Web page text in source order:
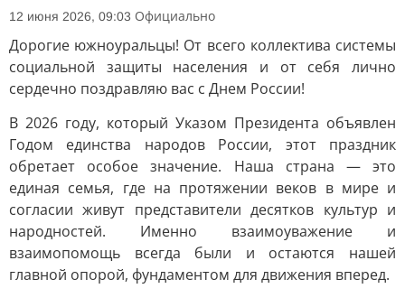
12 июня 2026, 09:03 Официально
Дорогие южноуральцы! От всего коллектива системы
социальной защиты населения и от себя лично
сердечно поздравляю вас с Днем России!
В 2026 году, который Указом Президента объявлен
Годом единства народов России, этот праздник
обретает особое значение. Наша страна — это
единая семья, где на протяжении веков в мире и
согласии живут представители десятков культур и
народностей. Именно взаимоуважение и
взаимопомощь всегда были и остаются нашей
главной опорой, фундаментом для движения вперед.